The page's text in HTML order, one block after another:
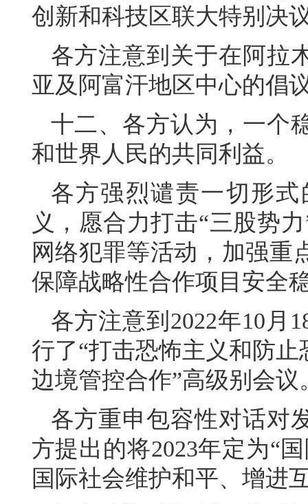
创新和科技区联大特别决
各方注意到关于在阿拉
亚及阿富汗地区中心的倡
十二、各方认为，一个
和世界人民的共同利益。
各方强烈谴责一切形
义，愿合力打击“三股势
网络犯罪等活动，加强重
保障战略性合作项目安全
各方注意到2022年10月
行了“打击恐怖主义和防
边境管控合作”高级别会议
各方重申包容性对话对
方提出的将2023年定为“
国际社会维护和平、增进